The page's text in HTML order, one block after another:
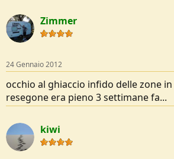
Zimmer
24 Gennaio 2012
occhio al ghiaccio infido delle zone
resegone era pieno 3 settimane fa...
kiwi